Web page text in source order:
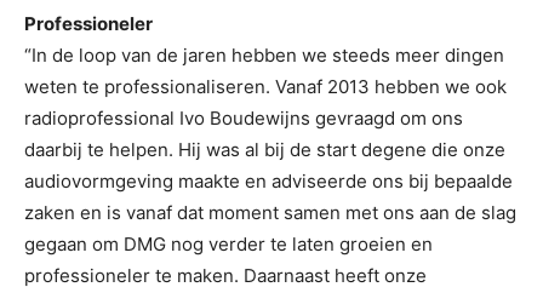
Professioneler
“In de loop van de jaren hebben we steeds meer dingen
weten te professionaliseren. Vanaf 2013 hebben we ook
radioprofessional Ivo Boudewijns gevraagd om ons
daarbij te helpen. Hij was al bij de start degene die onze
audiovormgeving maakte en adviseerde ons bij bepaalde
zaken en is vanaf dat moment samen met ons aan de slag
gegaan om DMG nog verder te laten groeien en
professioneler te maken. Daarnaast heeft onze